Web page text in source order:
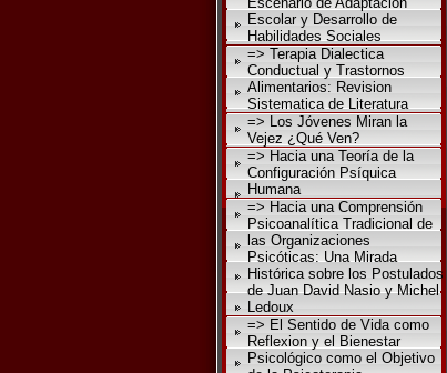
Escolar y Desarrollo de
Habilidades Sociales
=> Terapia Dialectica
Conductual y Trastornos
Alimentarios: Revision
Sistematica de Literatura
=> Los Jóvenes Miran la
Vejez ¿Qué Ven?
=> Hacia una Teoría de la
Configuración Psíquica
Humana
=> Hacia una Comprensión
Psicoanalítica Tradicional de
las Organizaciones
Psicóticas: Una Mirada
Histórica sobre los Postulados
de Juan David Nasio y Michel
Ledoux
=> El Sentido de Vida como
Reflexion y el Bienestar
Psicológico como el Objetivo